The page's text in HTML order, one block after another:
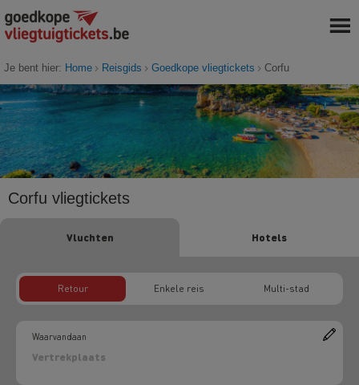
Je bent hier: Home Reisgids Goedkope vliegtickets Corfu
Corfu vliegtickets